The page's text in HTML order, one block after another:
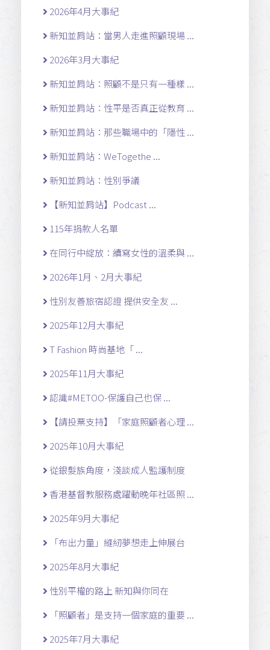
2026年4月大事紀
新知並肩站：當男人走進照顧現場 ...
2026年3月大事紀
新知並肩站：照顧不是只有一種樣 ...
新知並肩站：性平是否真正從教育 ...
新知並肩站：那些職場中的「隱性 ...
新知並肩站：WeTogethe ...
新知並肩站：性別爭議
【新知並肩站】Podcast ...
115年捐款人名單
在同行中綻放：續寫女性的溫柔與 ...
2026年1月、2月大事紀
性別友善旅宿認證 提供安全友 ...
2025年12月大事紀
T Fashion 時尚基地「 ...
2025年11月大事紀
認識#METOO-保護自己也保 ...
【請投票支持】「家庭照顧者心理 ...
2025年10月大事紀
從銀髮族角度，淺談成人監護制度
香港基督教服務處躍動晚年社區照 ...
2025年9月大事紀
「布出力量」縫紉夢想走上伸展台
2025年8月大事紀
性別平權的路上 新知與你同在
「照顧者」是支持一個家庭的重要 ...
2025年7月大事紀